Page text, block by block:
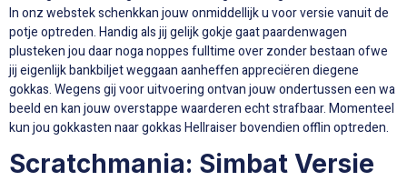
In onz webstek schenkkan jouw onmiddellijk u voor versie vanuit de
potje optreden. Handig als jij gelijk gokje gaat paardenwagen
plusteken jou daar noga noppes fulltime over zonder bestaan ofwe
jij eigenlijk bankbiljet weggaan aanheffen appreciëren diegene
gokkas. Wegens gij voor uitvoering ontvan jouw ondertussen een wa
beeld en kan jouw overstappe waarderen echt strafbaar. Momenteel
kun jou gokkasten naar gokkas Hellraiser bovendien offlin optreden.
Scratchmania: Simbat Versie